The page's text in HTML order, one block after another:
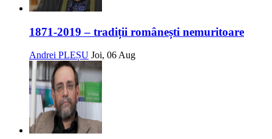
1871-2019 – tradiții românești nemuritoare
Andrei PLEȘU Joi, 06 Aug